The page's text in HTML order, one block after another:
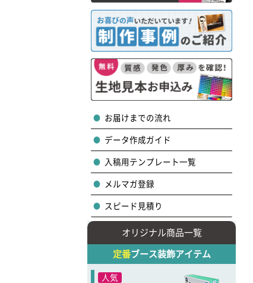
お届けまでの流れ
データ作成ガイド
入稿用テンプレート一覧
メルマガ登録
スピード見積り
オリジナル商品一覧
定番ブース装飾アイテム
人気